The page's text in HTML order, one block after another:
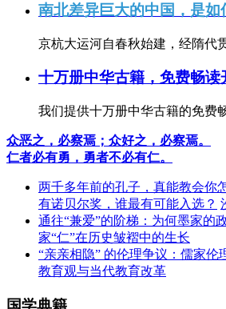
南北差异巨大的中国，是如
京杭大运河自春秋始建，经隋代
十万册中华古籍，免费畅读
我们提供十万册中华古籍的免费
众恶之，必察焉；众好之，必察焉。
仁者必有勇，勇者不必有仁。
两千多年前的孔子，真能教会你
有诺贝尔奖，谁最有可能入选？
通往“兼爱”的阶梯：为何墨家的
家“仁”在历史皱褶中的生长
“亲亲相隐” 的伦理争议：儒家
教育观与当代教育改革
国学典籍